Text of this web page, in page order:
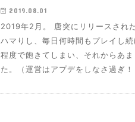
2019.08.01
2019年2月。 唐突にリリースさ
ハマりし、毎日何時間もプレイし
程度で飽きてしまい、それからあ
た。（運営はアプデをしなさ過ぎ